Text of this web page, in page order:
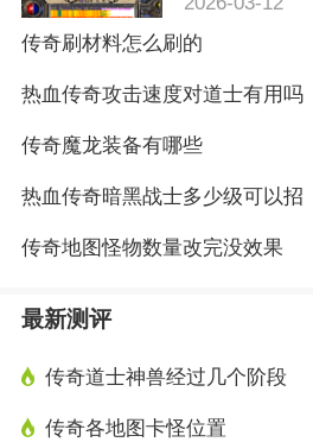
传奇刷材料怎么刷的
热血传奇攻击速度对道士有用吗
传奇魔龙装备有哪些
热血传奇暗黑战士多少级可以招
传奇地图怪物数量改完没效果
最新测评
传奇道士神兽经过几个阶段
传奇各地图卡怪位置